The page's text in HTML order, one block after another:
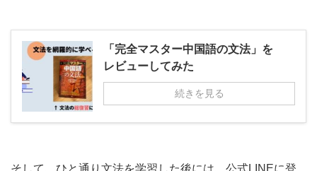
「完全マスター中国語の文法」を
レビューしてみた
続きを見る
そして、ひと通り文法を学習した後には、公式LINEに登